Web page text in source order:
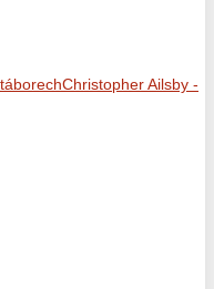
Christopher Ailsby -